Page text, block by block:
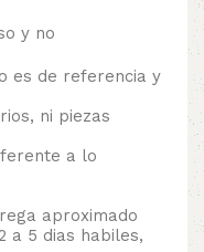
y no
es de referencia y
ni piezas
a lo
aproximado
a 5 dias habiles,